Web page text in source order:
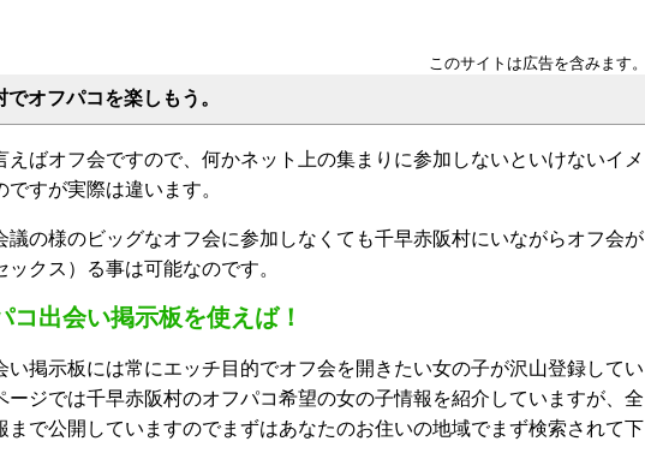
このサイトは広告を含みます。
でオフパコを楽しもう。
えばオフ会ですので、何かネット上の集まりに参加しないといけないイメ
ですが実際は違います。
議の様のビッグなオフ会に参加しなくても千早赤阪村にいながらオフ会が
ックス）る事は可能なのです。
コ出会い掲示板を使えば！
い掲示板には常にエッチ目的でオフ会を開きたい女の子が沢山登録してい
ージでは千早赤阪村のオフパコ希望の女の子情報を紹介していますが、全
まで公開していますのでまずはあなたのお住いの地域でまず検索されて下